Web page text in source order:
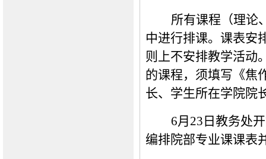
所有课程（理论
中进行排课。课表安
则上不安排教学活动
的课程，须填写《焦
长、学生所在学院院
6月23日教务处
编排院部专业课课表